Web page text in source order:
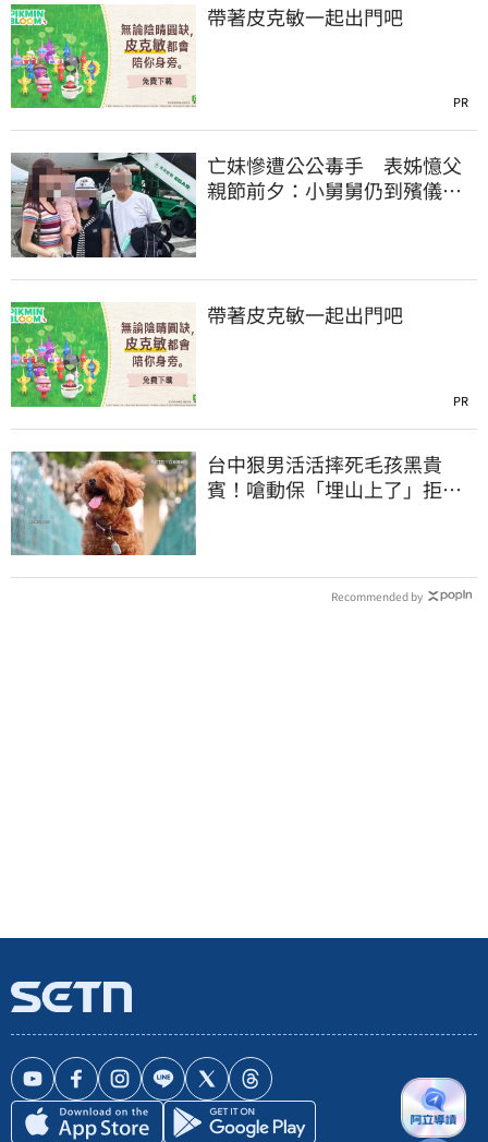
帶著皮克敏一起出門吧
PR
亡妹慘遭公公毒手 表姊憶父
親節前夕：小舅舅仍到殯儀館
帶著皮克敏一起出門吧
PR
台中狠男活活摔死毛孩黑貴
賓！嗆動保「埋山上了」拒交
Recommended by